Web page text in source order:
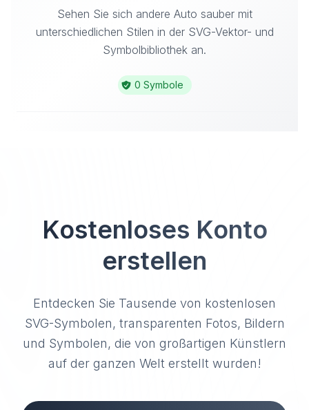
Sehen Sie sich andere Auto sauber mit
unterschiedlichen Stilen in der SVG-Vektor- und
Symbolbibliothek an.
0 Symbole
Kostenloses Konto
erstellen
Entdecken Sie Tausende von kostenlosen
SVG-Symbolen, transparenten Fotos, Bildern
und Symbolen, die von großartigen Künstlern
auf der ganzen Welt erstellt wurden!